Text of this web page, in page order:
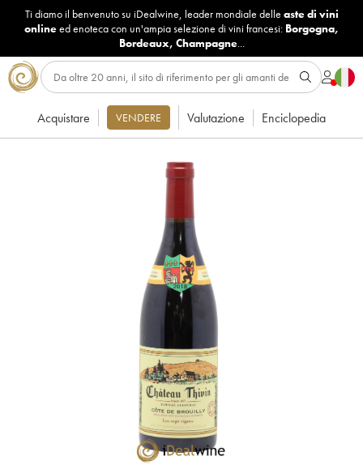
Ti diamo il benvenuto su iDealwine, leader mondiale delle aste di vini
onlineed enoteca con un'ampia selezione di vini francesi: Borgogna,
Bordeaux, Champagne...
Acquistare VENDERE Valutazione Enciclopedia